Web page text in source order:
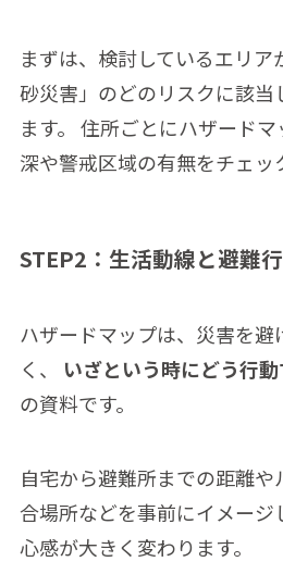
まずは、検討しているエリア
砂災害」のどのリスクに該当
ます。 住所ごとにハザード
深や警戒区域の有無をチェッ
STEP2：生活動線と避難
ハザードマップは、災害を避
く、 いざという時にどう行
の資料です。
自宅から避難所までの距離
合場所などを事前にイメージ
心感が大きく変わります。